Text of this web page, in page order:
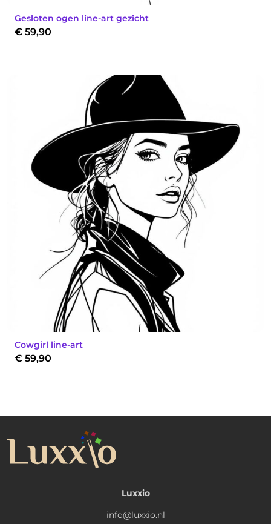
Gesloten ogen line-art gezicht
€ 59,90
Cowgirl line-art
€ 59,90
Luxxio
info@luxxio.nl